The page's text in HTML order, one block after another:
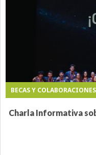
BECAS Y COLABORACIONES
Charla Informativa